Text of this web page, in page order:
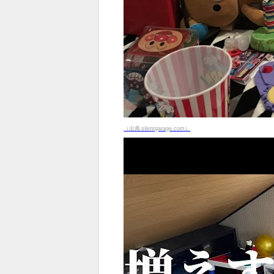
（出典 silentgarage.com）